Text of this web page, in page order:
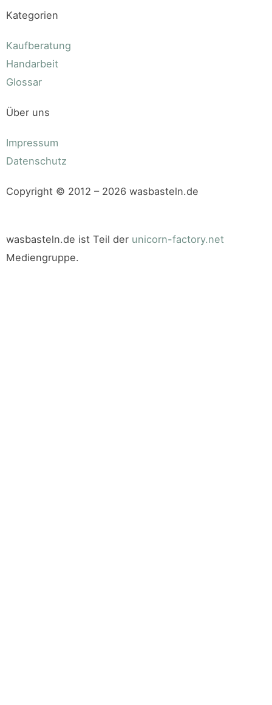
Kategorien
Kaufberatung
Handarbeit
Glossar
Über uns
Impressum
Datenschutz
Copyright © 2012 – 2026 wasbasteln.de
wasbasteln.de ist Teil der unicorn-factory.net
Mediengruppe.